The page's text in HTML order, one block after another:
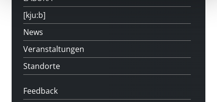
[kju:b]
News
Veranstaltungen
Standorte
Feedback